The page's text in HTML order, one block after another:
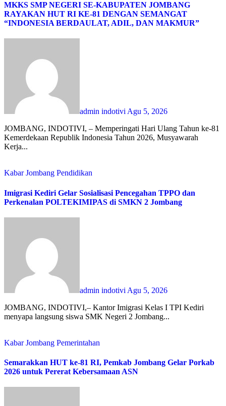
MKKS SMP NEGERI SE-KABUPATEN JOMBANG
RAYAKAN HUT RI KE-81 DENGAN SEMANGAT
“INDONESIA BERDAULAT, ADIL, DAN MAKMUR”
admin indotivi Agu 5, 2026
JOMBANG, INDOTIVI, – Memperingati Hari Ulang Tahun ke-81
Kemerdekaan Republik Indonesia Tahun 2026, Musyawarah
Kerja...
Kabar Jombang Pendidikan
Imigrasi Kediri Gelar Sosialisasi Pencegahan TPPO dan
Perkenalan POLTEKIMIPAS di SMKN 2 Jombang
admin indotivi Agu 5, 2026
JOMBANG, INDOTIVI,– Kantor Imigrasi Kelas I TPI Kediri
menyapa langsung siswa SMK Negeri 2 Jombang...
Kabar Jombang Pemerintahan
Semarakkan HUT ke-81 RI, Pemkab Jombang Gelar Porkab
2026 untuk Pererat Kebersamaan ASN